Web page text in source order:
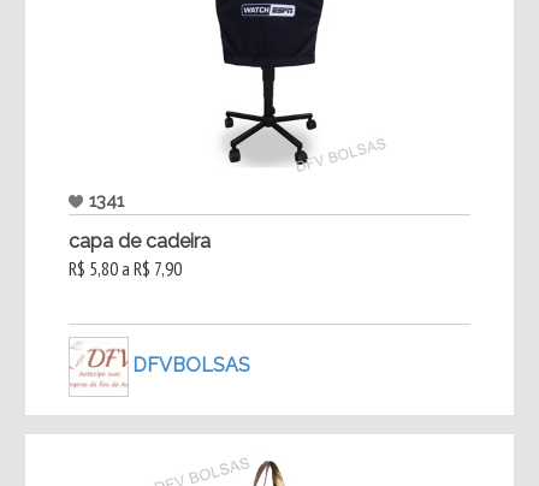
1341
capa de cadeira
R$ 5,80 a R$ 7,90
DFVBOLSAS